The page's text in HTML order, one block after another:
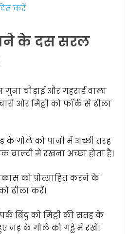
करें
के दस सरल
चौड़ाई और गहराई वाला
ओर मिट्टी को फॉर्क से ढीला
गोले को पानी में अच्छी तरह
बाल्टी में रखना अच्छा होता है।
को प्रोत्साहित करने के
ढीला करें।
बिंदु को मिट्टी की सतह के
जड़ के गोले को गड्ढे में रखें।